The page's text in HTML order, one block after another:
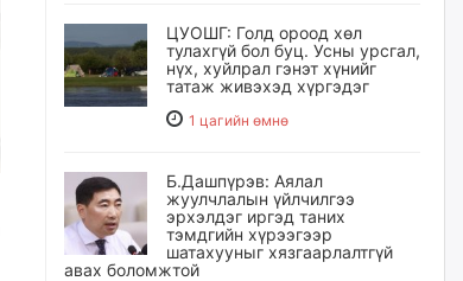
ЦУОШГ: Голд ороод хөл
тулахгүй бол буц. Усны урсгал,
нүх, хуйлрал гэнэт хүнийг
татаж живэхэд хүргэдэг
1 цагийн өмнө
Б.Дашпүрэв: Аялал
жуулчлалын үйлчилгээ
эрхэлдэг иргэд таних
тэмдгийн хүрээгээр
шатахууныг хязгаарлалтгүй
авах боломжтой